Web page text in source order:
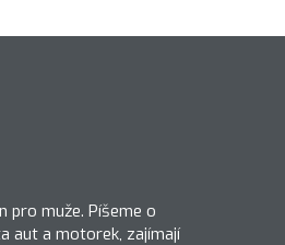
pro muže. Píšeme o
aut a motorek, zajímají